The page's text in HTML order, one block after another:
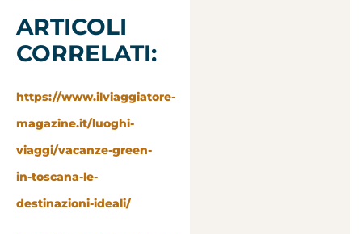
ARTICOLI
CORRELATI:
https://www.ilviaggiatore-
magazine.it/luoghi-
viaggi/vacanze-green-
in-toscana-le-
destinazioni-ideali/